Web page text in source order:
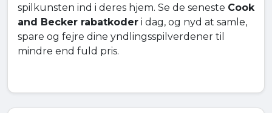
spilkunsten ind i deres hjem. Se de seneste Cook
and Becker rabatkoder i dag, og nyd at samle,
spare og fejre dine yndlingsspilverdener til
mindre end fuld pris.